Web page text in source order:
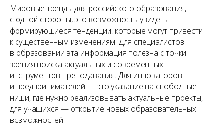
Мировые тренды для российского образования,
с одной стороны, это возможность увидеть
формирующиеся тенденции, которые могут привести
к существенным изменениям. Для специалистов
в образовании эта информация полезна с точки
зрения поиска актуальных и современных
инструментов преподавания. Для инноваторов
и предпринимателей — это указание на свободные
ниши, где нужно реализовывать актуальные проекты,
для учащихся — открытие новых образовательных
возможностей.